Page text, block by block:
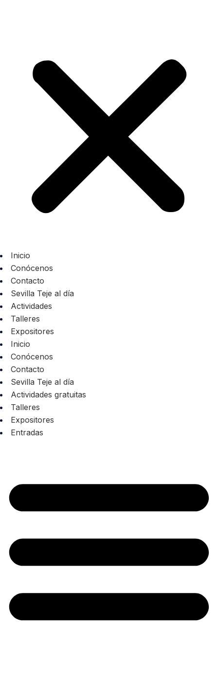
Inicio
Conócenos
Contacto
Sevilla Teje al día
Actividades
Talleres
Expositores
Inicio
Conócenos
Contacto
Sevilla Teje al día
Actividades gratuitas
Talleres
Expositores
Entradas